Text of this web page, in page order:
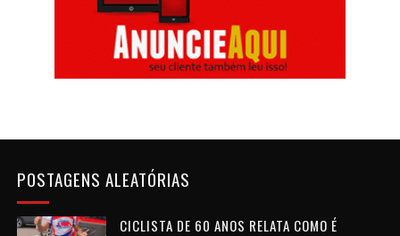
POSTAGENS ALEATÓRIAS
CICLISTA DE 60 ANOS RELATA COMO É